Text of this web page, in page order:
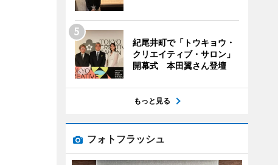
紀尾井町で「トウキョウ・
クリエイティブ・サロン」
開幕式 本田翼さん登壇
もっと見る
フォトフラッシュ